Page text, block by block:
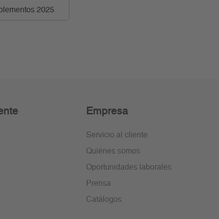
2025
Empresa
Servicio al cliente
Quiénes somos
Oportunidades laborales
Prensa
Catálogos